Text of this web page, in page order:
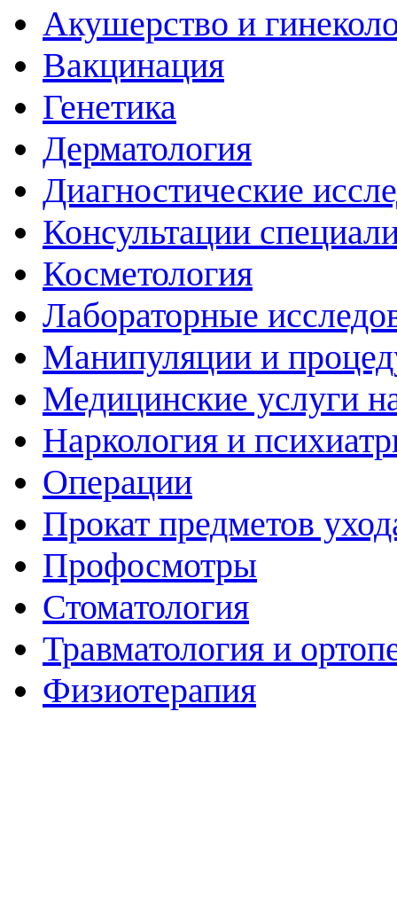
Акушерство и
Вакцинация
Генетика
Дерматология
Диагностические
Консультации
Косметология
Лабораторные
Манипуляции и
Медицинские услуги
Наркология и
Операции
Прокат предметов
Профосмотры
Стоматология
Травматология и
Физиотерапия